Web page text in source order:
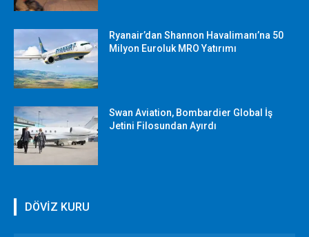
Ryanair’dan Shannon Havalimanı’na 50
Milyon Euroluk MRO Yatırımı
Swan Aviation, Bombardier Global İş
Jetini Filosundan Ayırdı
DÖVİZ KURU